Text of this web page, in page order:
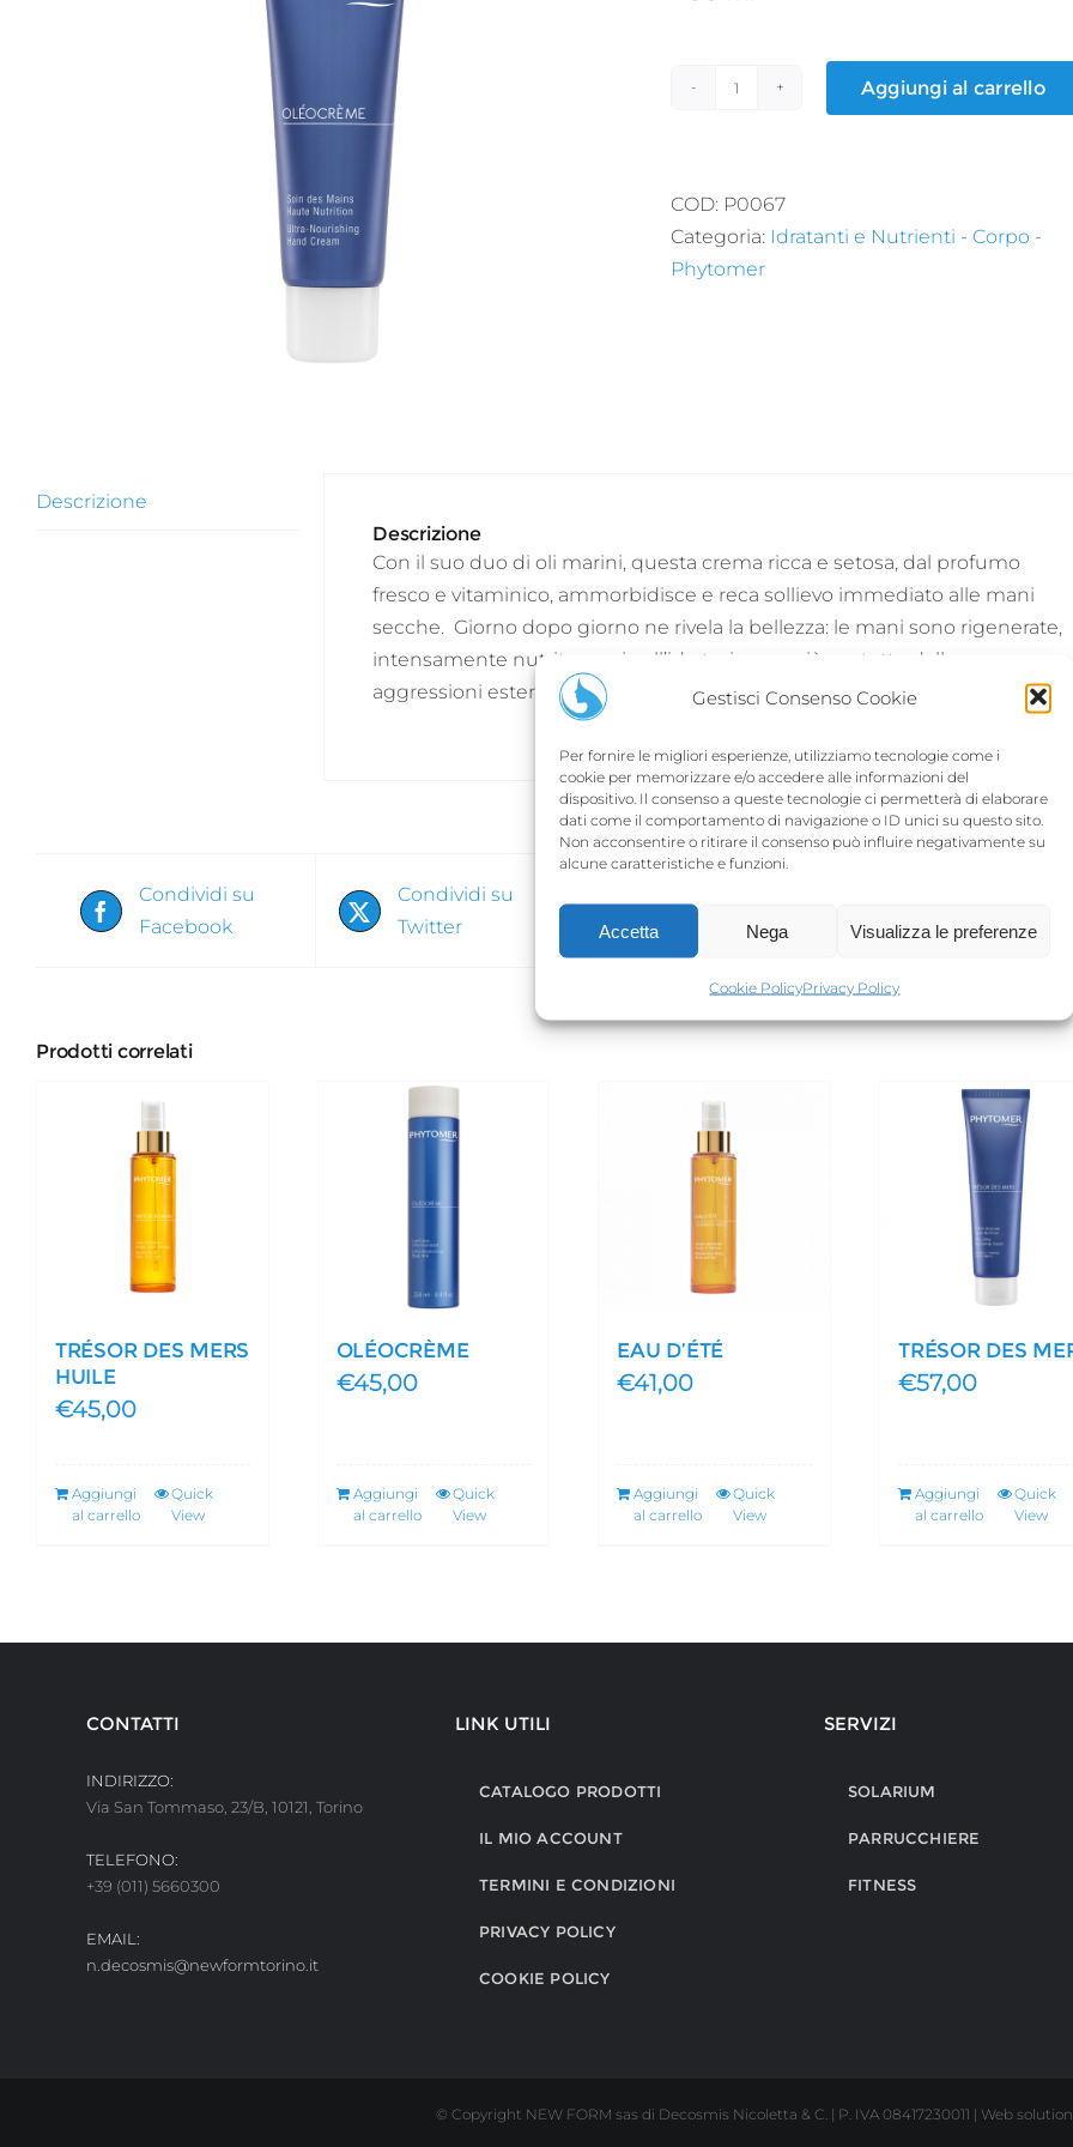
Gestisci Consenso Cookie
Per fornire le migliori esperienze, utilizziamo tecnologie come i
cookie per memorizzare e/o accedere alle informazioni del
dispositivo. Il consenso a queste tecnologie ci permetterà di elaborare
dati come il comportamento di navigazione o ID unici su questo sito.
Non acconsentire o ritirare il consenso può influire negativamente su
alcune caratteristiche e funzioni.
Accetta Nega Visualizza le preferenze
Cookie PolicyPrivacy Policy
OLEOCREME
quantità
Aggiungi al carrello
COD: P0067
Categoria: Idratanti e Nutrienti - Corpo -
Phytomer
Descrizione
Descrizione
Con il suo duo di oli marini, questa crema ricca e setosa, dal profumo
fresco e vitaminico, ammorbidisce e reca sollievo immediato alle mani
secche. Giorno dopo giorno ne rivela la bellezza: le mani sono rigenerate,
intensamente nutrite grazie all’idratazione e più protette dalle
aggressioni esterne che le seccano.
Condividi su
Facebook
Condividi su
Twitter
Pinterest
Product
Prodotti correlati
TRÉSOR DES MERS
HUILE
€45,00
Aggiungi
al carrello
Quick
View
OLÉOCRÈME
€45,00
Aggiungi
al carrello
Quick
View
EAU D’ÉTÉ
€41,00
Aggiungi
al carrello
Quick
View
TRÉSOR DES
€57,00
Aggiungi
al carrello
Quick
View
CONTATTI
INDIRIZZO:
Via San Tommaso, 23/B, 10121, Torino
TELEFONO:
+39 (011) 5660300
EMAIL:
n.decosmis@newformtorino.it
LINK UTILI
CATALOGO PRODOTTI
IL MIO ACCOUNT
TERMINI E CONDIZIONI
PRIVACY POLICY
COOKIE POLICY
SERVIZI
SOLARIUM
PARRUCCHIERE
FITNESS
© Copyright NEW FORM sas di Decosmis Nicoletta & C. | P. IVA 08417230011 | Web